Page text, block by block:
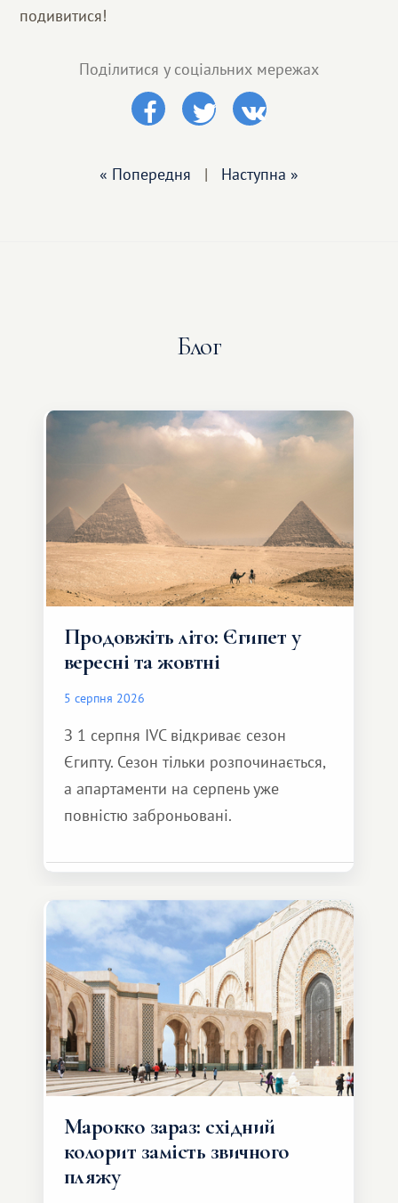
подивитися!
Поділитися у соціальних мережах
« Попередня | Наступна »
Блог
Продовжіть літо: Єгипет у
вересні та жовтні
5 серпня 2026
З 1 серпня IVC відкриває сезон
Єгипту. Сезон тільки розпочинається,
а апартаменти на серпень уже
повністю заброньовані.
Марокко зараз: східний
колорит замість звичного
пляжу